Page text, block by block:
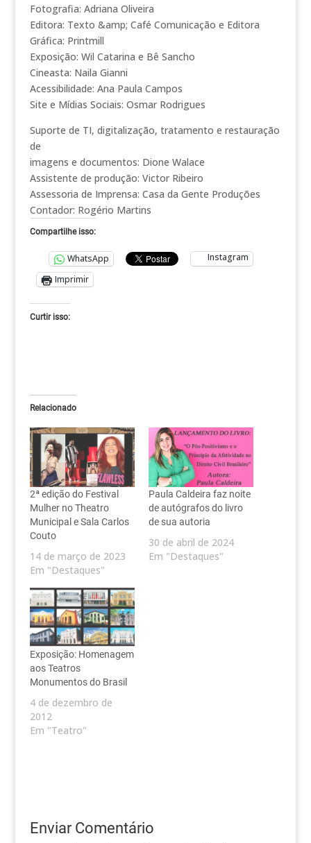
Fotografia: Adriana Oliveira
Editora: Texto &amp; Café Comunicação e Editora
Gráfica: Printmill
Exposição: Wil Catarina e Bê Sancho
Cineasta: Naila Gianni
Acessibilidade: Ana Paula Campos
Site e Mídias Sociais: Osmar Rodrigues
Suporte de TI, digitalização, tratamento e restauração
de
imagens e documentos: Dione Walace
Assistente de produção: Victor Ribeiro
Assessoria de Imprensa: Casa da Gente Produções
Contador: Rogério Martins
Compartilhe isso:
WhatsApp
Instagram
Imprimir
Curtir isso:
Relacionado
2ª edição do Festival
Mulher no Theatro
Municipal e Sala Carlos
Couto
14 de março de 2023
Em "Destaques"
Paula Caldeira faz noite
de autógrafos do livro
de sua autoria
30 de abril de 2024
Em "Destaques"
Exposição: Homenagem
aos Teatros
Monumentos do Brasil
4 de dezembro de
2012
Em "Teatro"
Enviar Comentário